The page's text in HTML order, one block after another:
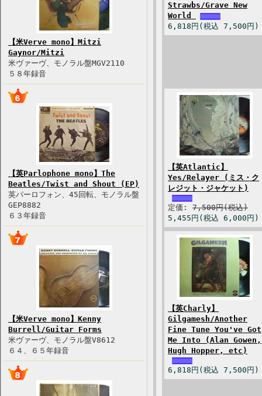
【米Verve mono】Mitzi
Gaynor/Mitzi
米ヴァーヴ、モノラル盤MGV2110
５８年録音
【英Parlophone mono】The
Beatles/Twist and Shout (EP)
英パーロフォン、45回転、モノラル盤
GEP8882
６３年録音
【米Verve mono】Kenny
Burrell/Guitar Forms
米ヴァーヴ、モノラル盤V8612
６４、６５年録音
Strawbs/Grave New
World
6,818円(税込 7,500円)
【英Atlantic】
Yes/Relayer (ミス・ク
レジット・ジャケット)
定価: 7,500円(税込)
5,455円(税込 6,000円)
【英Charly】
Gilgamesh/Another
Fine Tune You've Got
Me Into (Alan Gowen,
Hugh Hopper, etc)
6,818円(税込 7,500円)